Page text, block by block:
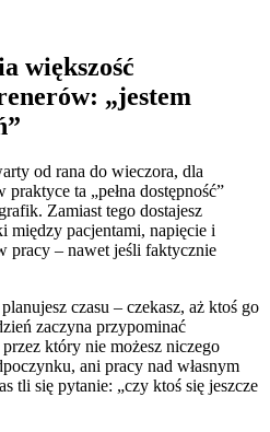
większość
„jestem
od rana do wieczora, dla
ta „pełna dostępność”
Zamiast tego dostajesz
między pacjentami, napięcie i
pracy – nawet jeśli faktycznie
czasu – czekasz, aż ktoś go
zaczyna przypominać
który nie możesz niczego
ani pracy nad własnym
tli się pytanie: „czy ktoś się jeszcze